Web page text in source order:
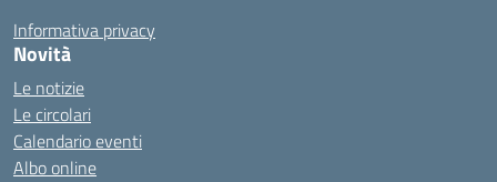
Informativa privacy
Novità
Le notizie
Le circolari
Calendario eventi
Albo online